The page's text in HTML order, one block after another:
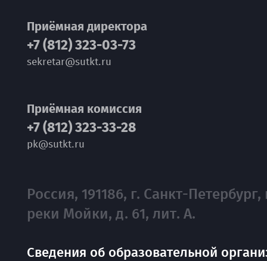
Приёмная директора
+7 (812) 323-03-73
sekretar@sutkt.ru
Приёмная комиссия
+7 (812) 323-33-28
pk@sutkt.ru
Россия, 191186, г. Санкт-Петербург,
реки Мойки, д. 61, лит. А.
Сведения об образовательной